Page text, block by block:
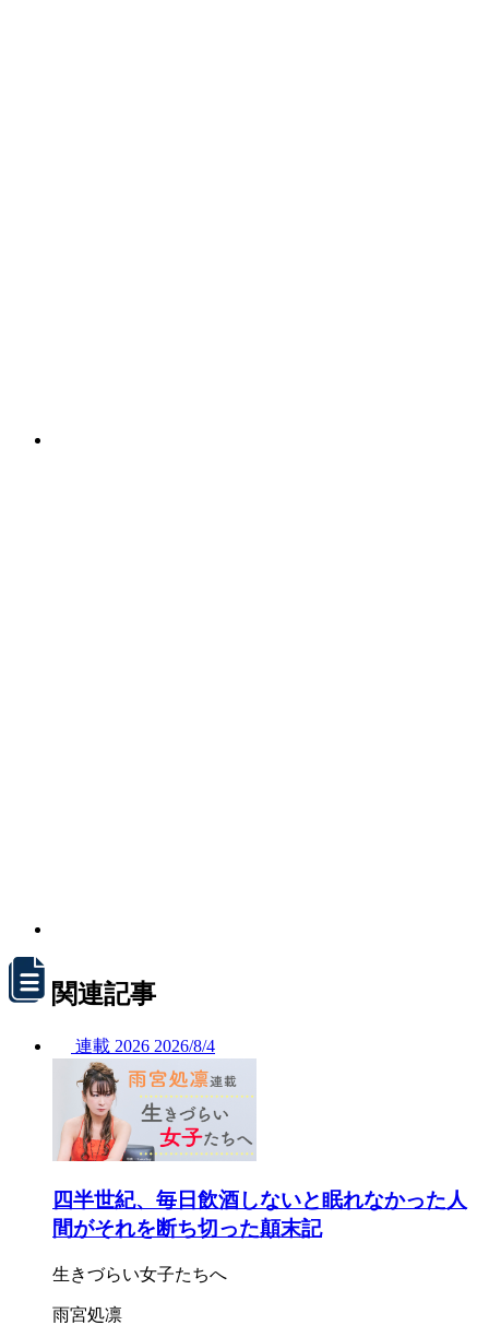
関連記事
連載 2026 2026/8/4
四半世紀、毎日飲酒しないと眠れなかった人
間がそれを断ち切った顛末記
生きづらい女子たちへ
雨宮処凛